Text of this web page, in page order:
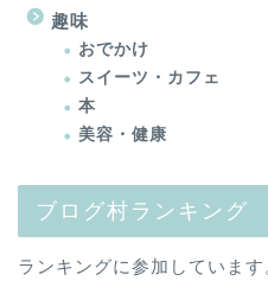
趣味
おでかけ
スイーツ・カフェ
本
美容・健康
ブログ村ランキング
ランキングに参加しています